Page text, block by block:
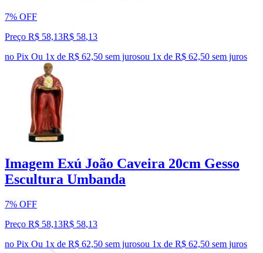
7% OFF
Preço R$ 58,13R$ 58,13
no Pix Ou 1x de R$ 62,50 sem jurosou 1x de R$ 62,50 sem juros
Imagem Exú João Caveira 20cm Gesso
Escultura Umbanda
7% OFF
Preço R$ 58,13R$ 58,13
no Pix Ou 1x de R$ 62,50 sem jurosou 1x de R$ 62,50 sem juros